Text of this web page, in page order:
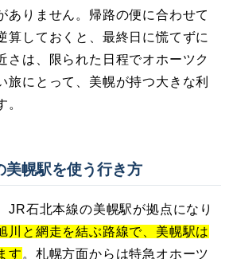
ありません。帰路の便に合わせて
算しておくと、最終日に慌てずに
さは、限られた日程でオホーツク
旅にとって、美幌が持つ大きな利
。
美幌駅を使う行き方
JR石北本線の美幌駅が拠点になり
川と網走を結ぶ路線で、美幌駅は
す 。札幌方面からは特急オホーツ